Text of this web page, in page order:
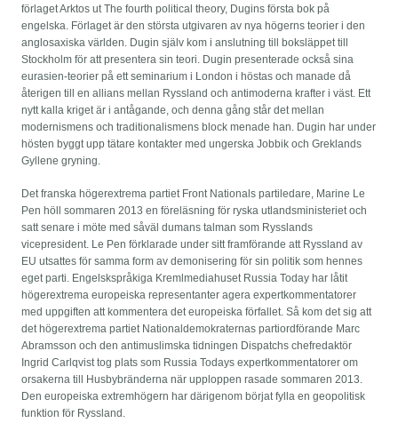
förlaget Arktos ut The fourth political theory, Dugins första bok på
engelska. Förlaget är den största utgivaren av nya högerns teorier i den
anglosaxiska världen. Dugin själv kom i anslutning till boksläppet till
Stockholm för att presentera sin teori. Dugin presenterade också sina
eurasien-teorier på ett seminarium i London i höstas och manade då
återigen till en allians mellan Ryssland och antimoderna krafter i väst. Ett
nytt kalla kriget är i antågande, och denna gång står det mellan
modernismens och traditionalismens block menade han. Dugin har under
hösten byggt upp tätare kontakter med ungerska Jobbik och Greklands
Gyllene gryning.
Det franska högerextrema partiet Front Nationals partiledare, Marine Le
Pen höll sommaren 2013 en föreläsning för ryska utlandsministeriet och
satt senare i möte med såväl dumans talman som Rysslands
vicepresident. Le Pen förklarade under sitt framförande att Ryssland av
EU utsattes för samma form av demonisering för sin politik som hennes
eget parti. Engelskspråkiga Kremlmediahuset Russia Today har låtit
högerextrema europeiska representanter agera expertkommentatorer
med uppgiften att kommentera det europeiska förfallet. Så kom det sig att
det högerextrema partiet Nationaldemokraternas partiordförande Marc
Abramsson och den antimuslimska tidningen Dispatchs chefredaktör
Ingrid Carlqvist tog plats som Russia Todays expertkommentatorer om
orsakerna till Husbybränderna när upploppen rasade sommaren 2013.
Den europeiska extremhögern har därigenom börjat fylla en geopolitisk
funktion för Ryssland.